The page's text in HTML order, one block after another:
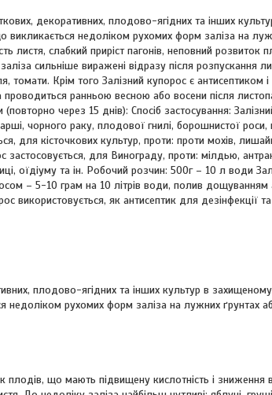
декоративних, плодово-ягідних та інших
викликається недоліком рухомих форм заліза на
листя, слабкий приріст пагонів, неповний розвиток
сильніше виражені відразу після розпускання
томати. Крім того Залізний купорос є антисептиком і
проводиться ранньою весною або восени після
через 15 днів): Спосіб застосування:
чорного раку, плодової гнилі, борошнистої роси,
для кісточкових культур, проти: проти мохів,
застосовується, для Винограду, проти: мілдью,
оїдіуму та ін. Робочий розчин: 500г – 10 л води
– 5-10 грам на 10 літрів води, полив дощуванням
використовується, як антисептик для дезінфекції
плодово-ягідних та інших культур в захищеному
недоліком рухомих форм заліза на лужних ґрунтах
плодів, що мають підвищену кислотність і зниження